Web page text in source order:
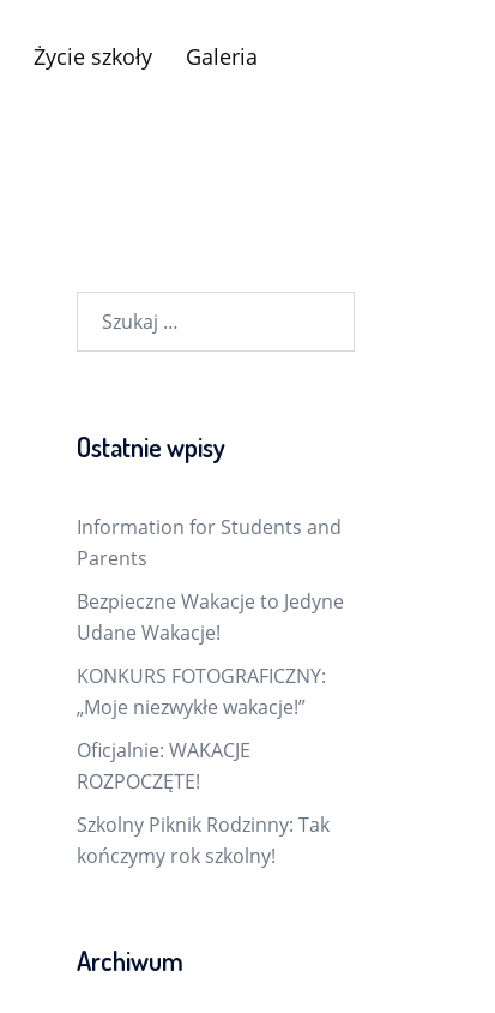
Życie szkoły
Galeria
Ostatnie wpisy
Information for Students and
Parents
Bezpieczne Wakacje to Jedyne
Udane Wakacje!
KONKURS FOTOGRAFICZNY:
„Moje niezwykłe wakacje!”
Oficjalnie: WAKACJE
ROZPOCZĘTE!
Szkolny Piknik Rodzinny: Tak
kończymy rok szkolny!
Archiwum